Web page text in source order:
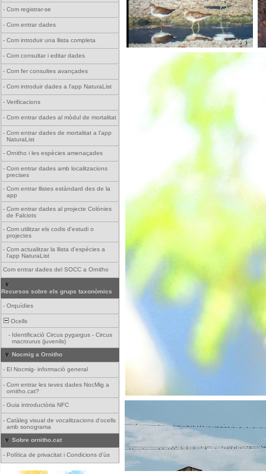
- Com registrar-se
- Com entrar dades
- Com introduir una llista completa
- Com consultar i editar dades
- Com fer consultes avançades
- Com introduir dades a l'app NaturaList
- Verificacions
- Com entrar dades al mòdul de mortalitat
- Com entrar dades de mortalitat a l'app
NaturaList
- Ornitho i les espècies amenaçades
- Com entrar dades amb localitzacions
precises
- Com entrar llistes estàndard des de la
app
- Com entrar dades al projecte Colònies
de Falciots
- Com utilitzar els codis d'estudi o
projectes
- Com actualitzar la llista d'espècies a
l'app NaturaList
Com entrar dades del SOCC a Ornitho
Recursos sobre els grups taxonòmics
- Orquídies
Ocells
- Identificació Circus pygargus - Circus
macrourus (juvenils)
Nocmig a Ornitho
- El Nocmig- informació general
- Com entrar les teves dades NocMig a
ornitho.cat?
- Guia introductòria NFC
- Catàleg visual de vocalitzacions d'ocells
amb sonograma
Sobre ornitho.cat
- Política de privacitat i Condicions d'ús
+ 1